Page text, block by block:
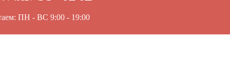
ПН - ВС 9:00 - 19:00